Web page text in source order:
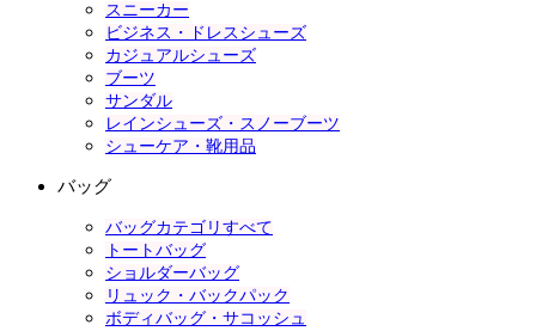
スニーカー
ビジネス・ドレスシューズ
カジュアルシューズ
ブーツ
サンダル
レインシューズ・スノーブーツ
シューケア・靴用品
バッグ
バッグカテゴリすべて
トートバッグ
ショルダーバッグ
リュック・バックパック
ボディバッグ・サコッシュ